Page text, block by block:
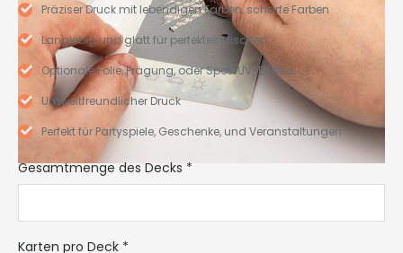
Präziser Druck mit lebendigen Farben, scharfe Farben
Langlebig und glatt für perfektes Mischen
Optionale Folie, Prägung, oder Spot-UV-Effekte
Umweltfreundlicher Druck
Perfekt für Partyspiele, Geschenke, und Veranstaltungen
Gesamtmenge des Decks *
Karten pro Deck *